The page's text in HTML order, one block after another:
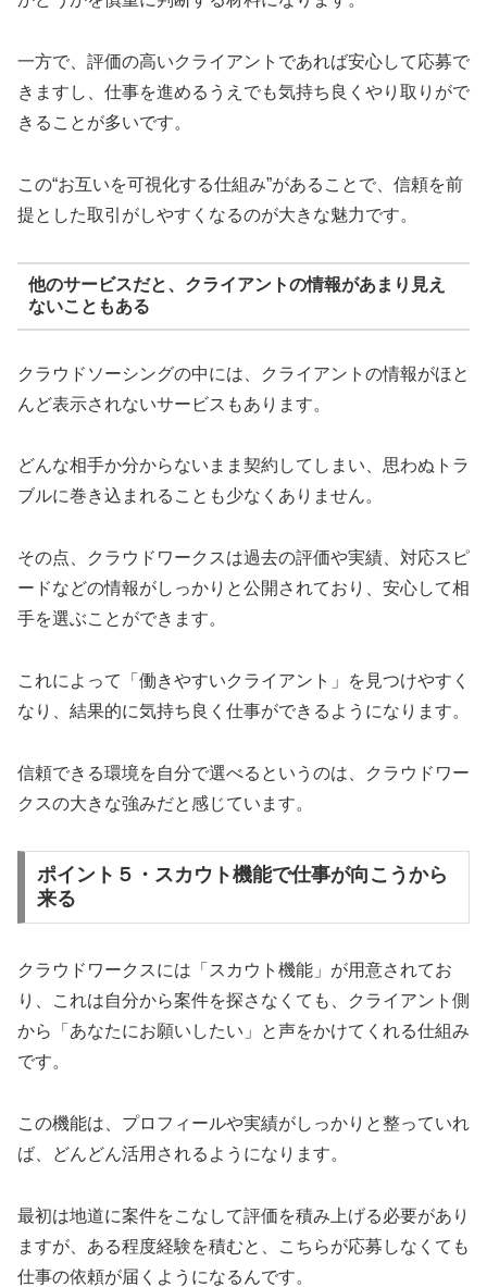
一方で、評価の高いクライアントであれば安心して応募で
きますし、仕事を進めるうえでも気持ち良くやり取りがで
きることが多いです。
この“お互いを可視化する仕組み”があることで、信頼を前
提とした取引がしやすくなるのが大きな魅力です。
他のサービスだと、クライアントの情報があまり見え
ないこともある
クラウドソーシングの中には、クライアントの情報がほと
んど表示されないサービスもあります。
どんな相手か分からないまま契約してしまい、思わぬトラ
ブルに巻き込まれることも少なくありません。
その点、クラウドワークスは過去の評価や実績、対応スピ
ードなどの情報がしっかりと公開されており、安心して相
手を選ぶことができます。
これによって「働きやすいクライアント」を見つけやすく
なり、結果的に気持ち良く仕事ができるようになります。
信頼できる環境を自分で選べるというのは、クラウドワー
クスの大きな強みだと感じています。
ポイント５・スカウト機能で仕事が向こうから
来る
クラウドワークスには「スカウト機能」が用意されてお
り、これは自分から案件を探さなくても、クライアント側
から「あなたにお願いしたい」と声をかけてくれる仕組み
です。
この機能は、プロフィールや実績がしっかりと整っていれ
ば、どんどん活用されるようになります。
最初は地道に案件をこなして評価を積み上げる必要があり
ますが、ある程度経験を積むと、こちらが応募しなくても
仕事の依頼が届くようになるんです。